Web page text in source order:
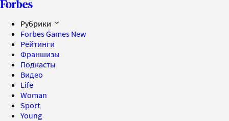
Рубрики
Forbes Games New
Рейтинги
Франшизы
Подкасты
Видео
Life
Woman
Sport
Young